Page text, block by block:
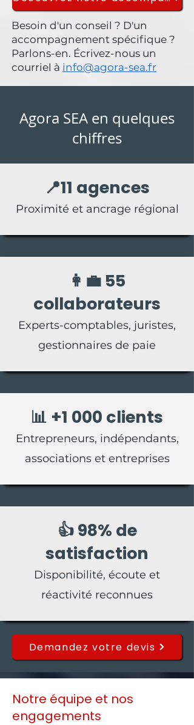
Besoin d'un conseil ? D'un
accompagnement spécifique ?
Parlons-en. Écrivez-nous un
courriel à info@agora-sea.fr
Agora SEA en quelques
chiffres
📍11 agences
Proximité et ancrage régional
👩‍💼 55
collaborateurs
Experts-comptables, juristes,
gestionnaires de paie
📊 +1 000 clients
Entrepreneurs, indépendants,
associations et entreprises
👍 98% de
satisfaction
Disponibilité, écoute et
réactivité reconnues
Demandez votre devis
Notre équipe et nos
engagements